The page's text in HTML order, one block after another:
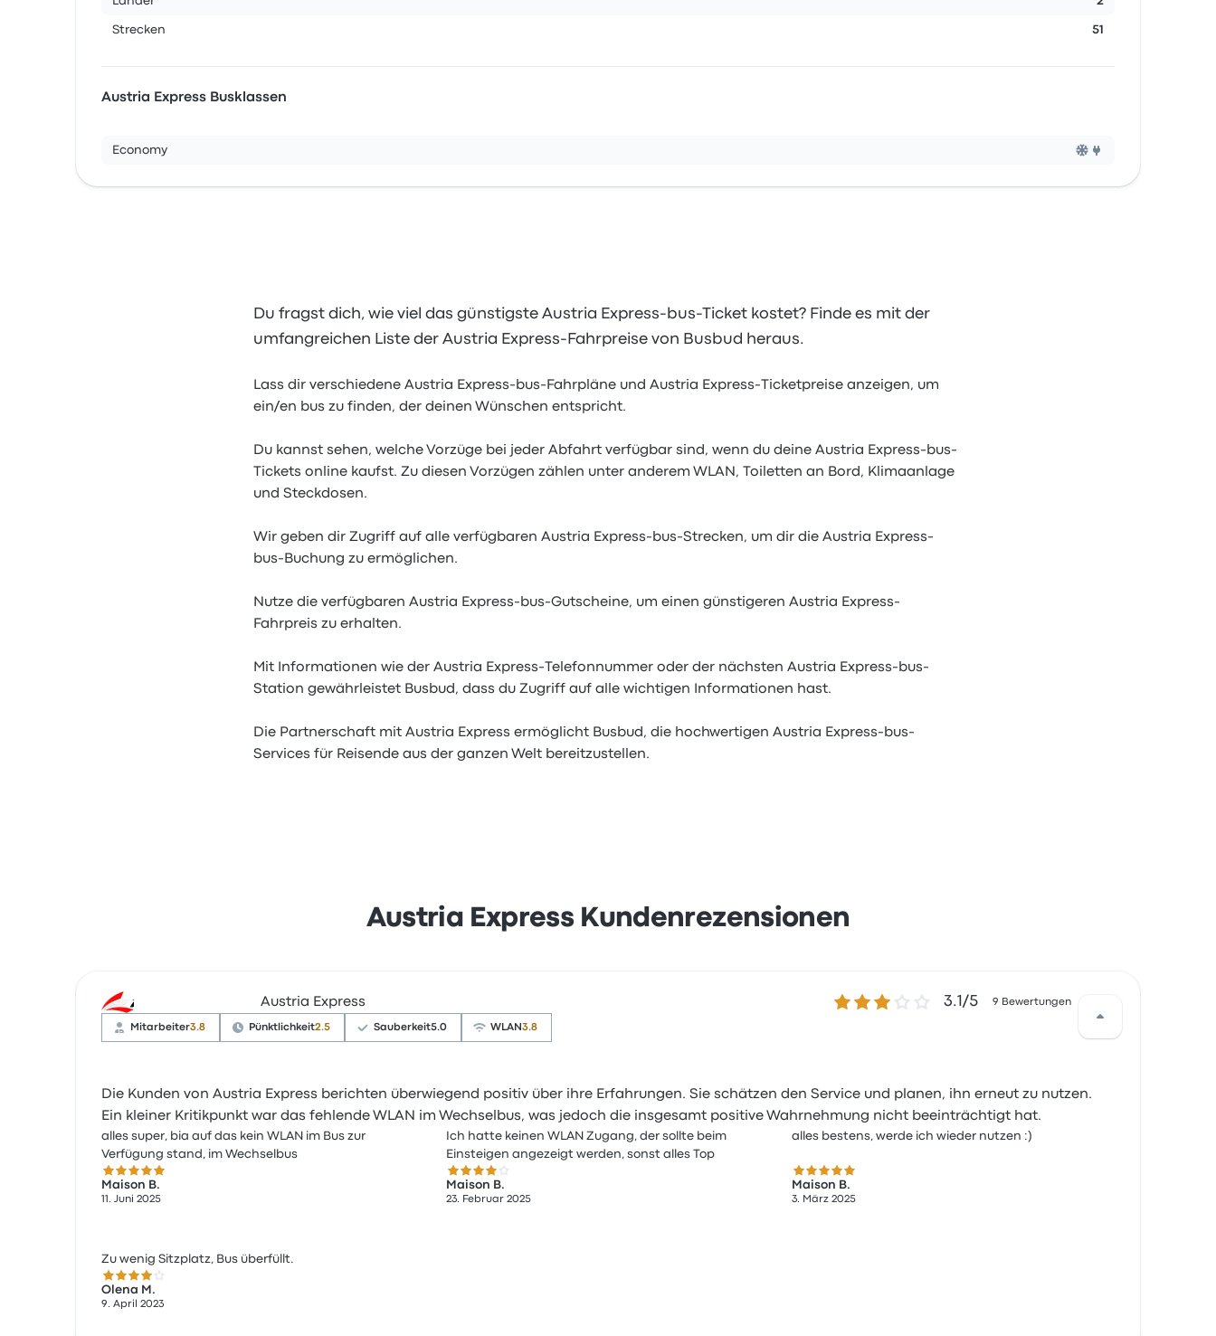
Strecken 51
Austria Express Busklassen
Economy
Du fragst dich, wie viel das günstigste Austria Express-bus-Ticket kostet? Finde es mit der
umfangreichen Liste der Austria Express-Fahrpreise von Busbud heraus.
Lass dir verschiedene Austria Express-bus-Fahrpläne und Austria Express-Ticketpreise anzeigen, um
ein/en bus zu finden, der deinen Wünschen entspricht.
Du kannst sehen, welche Vorzüge bei jeder Abfahrt verfügbar sind, wenn du deine Austria Express-bus-
Tickets online kaufst. Zu diesen Vorzügen zählen unter anderem WLAN, Toiletten an Bord, Klimaanlage
und Steckdosen.
Wir geben dir Zugriff auf alle verfügbaren Austria Express-bus-Strecken, um dir die Austria Express-
bus-Buchung zu ermöglichen.
Nutze die verfügbaren Austria Express-bus-Gutscheine, um einen günstigeren Austria Express-
Fahrpreis zu erhalten.
Mit Informationen wie der Austria Express-Telefonnummer oder der nächsten Austria Express-bus-
Station gewährleistet Busbud, dass du Zugriff auf alle wichtigen Informationen hast.
Die Partnerschaft mit Austria Express ermöglicht Busbud, die hochwertigen Austria Express-bus-
Services für Reisende aus der ganzen Welt bereitzustellen.
Austria Express Kundenrezensionen
Austria Express 3.1 von 5 Sternen3.1/5 9 Bewertungen
Mitarbeiter3.8 Pünktlichkeit2.5 Sauberkeit5.0 WLAN 3.8
Die Kunden von Austria Express berichten überwiegend positiv über ihre Erfahrungen. Sie schätzen den Service und planen, ihn erneut zu nutzen.
Ein kleiner Kritikpunkt war das fehlende WLAN im Wechselbus, was jedoch die insgesamt positive Wahrnehmung nicht beeinträchtigt hat.
alles super, bia auf das kein WLAN im Bus zur
Verfügung stand, im Wechselbus
5.0 von 5 Sternen
Maison B.
11. Juni 2025
Ich hatte keinen WLAN Zugang, der sollte beim
Einsteigen angezeigt werden, sonst alles Top
4.0 von 5 Sternen
Maison B.
23. Februar 2025
alles bestens, werde ich wieder nutzen :)
5.0 von 5 Sternen
Maison B.
3. März 2025
Zu wenig Sitzplatz, Bus überfüllt.
4.0 von 5 Sternen
Olena M.
9. April 2023